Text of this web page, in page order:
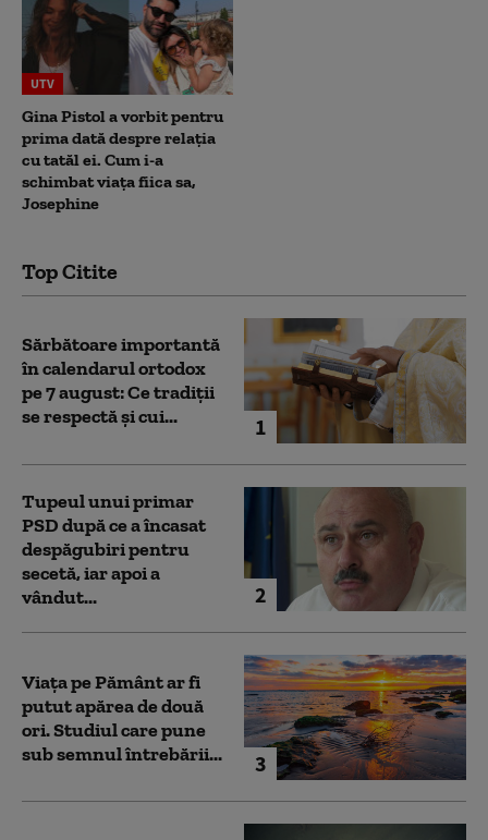
UTV
Gina Pistol a vorbit pentru
prima dată despre relația
cu tatăl ei. Cum i-a
schimbat viața fiica sa,
Josephine
Top Citite
1
Sărbătoare importantă
în calendarul ortodox
pe 7 august: Ce tradiții
se respectă și cui...
2
Tupeul unui primar
PSD după ce a încasat
despăgubiri pentru
secetă, iar apoi a
vândut...
3
Viața pe Pământ ar fi
putut apărea de două
ori. Studiul care pune
sub semnul întrebării...